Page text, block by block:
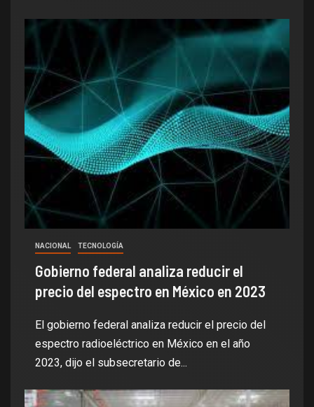
NACIONAL TECNOLOGÍA
Gobierno federal analiza reducir el
precio del espectro en México en 2023
El gobierno federal analiza reducir el precio del
espectro radioeléctrico en México en el año
2023, dijo el subsecretario de...